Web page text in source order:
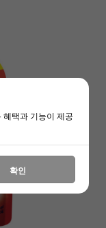
택과 기능이 제공
확인